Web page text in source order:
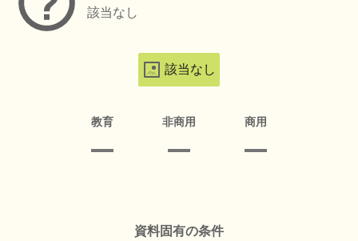
該当なし
該当なし
教育 非商用 商用
資料固有の条件